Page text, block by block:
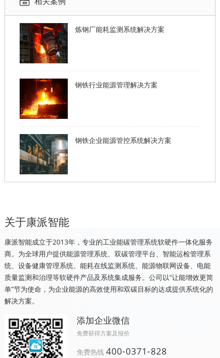
炼钢厂能耗监测系统解决方案
钢铁行业能源管理解决方案
钢铁企业能源管控系统解决方案
关于康派智能
康派智能成立于2013年，专业的工业能碳管理系统软硬件一体化服务
商。为全球用户提供能源管理系统、双碳管理平台、智能运检管理系
统、设备健康管理系统、能耗在线监测系统、能源物联网设备、电能
质量监测和治理等软硬件产品及系统集成服务。公司以“让能增效更简
单”节为使命，为企业能源的高效使用和双碳目标的达成提供系统化的
解决方案。
添加企业微信
免费获得方案及报价
免费热线 400-0371-828